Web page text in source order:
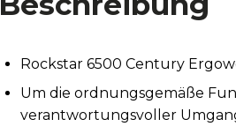
Rockstar 6500 Century
Um die ordnungsgemäße
verantwortungsvoller